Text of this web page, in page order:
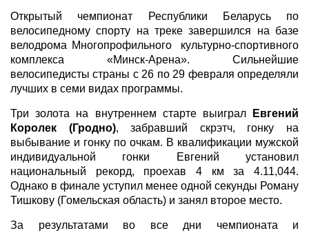
Открытый чемпионат Республики Беларусь по
велосипедному спорту на треке завершился на базе
велодрома Многопрофильного культурно-спортивного
комплекса «Минск-Арена». Сильнейшие
велосипедисты страны с 26 по 29 февраля определяли
лучших в семи видах программы.
Три золота на внутреннем старте выиграл
Евгений
Королек (Гродно), забравший скрэтч, гонку на
выбывание и гонку по очкам. В квалификации мужской
индивидуальной гонки Евгений установил
национальный рекорд, проехав 4 км за 4.11,044.
Однако в финале уступил менее одной секунды Роману
Тишкову (Гомельская область) и занял второе место.
За результатами во все дни чемпионата и